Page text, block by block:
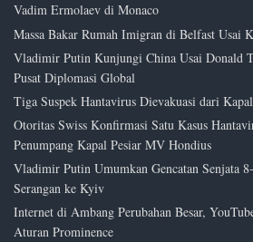
Vadim Ermolaev di Monaco
Massa Bakar Rumah Imigran di Belfast Usai
Vladimir Putin Kunjungi China Usai Donald
Pusat Diplomasi Global
Tiga Suspek Hantavirus Dievakuasi dari
Otoritas Swiss Konfirmasi Satu Kasus
Penumpang Kapal Pesiar MV Hondius
Vladimir Putin Umumkan Gencatan Senjata
Serangan ke Kyiv
Internet di Ambang Perubahan Besar,
Aturan Prominence